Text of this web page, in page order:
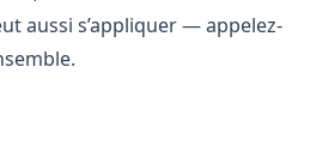
aussi s’appliquer — appelez-